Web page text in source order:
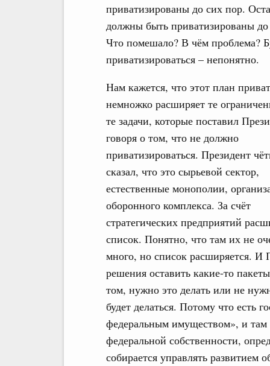
приватизированы до сих пор.
должны быть приватизированы до
Что помешало? В чём проблема?
приватизироваться – непонятно.
Нам кажется, что этот план
немножко расширяет те
те задачи, которые поставил
говоря о том, что не должно
приватизироваться. Президент
сказал, что это сырьевой сектор,
естественные монополии,
оборонного комплекса. За счёт
стратегических предприятий
список. Понятно, что там их не
много, но список расширяется. И
решения оставить какие-то
том, нужно это делать или не
будет делаться. Потому что есть
федеральным имуществом», и там
федеральной собственности,
собирается управлять развитием